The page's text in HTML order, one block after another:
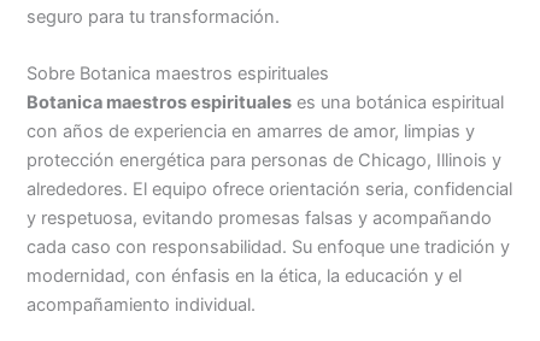
seguro para tu transformación.
Sobre Botanica maestros espirituales
Botanica maestros espirituales es una botánica espiritual
con años de experiencia en amarres de amor, limpias y
protección energética para personas de Chicago, Illinois y
alrededores. El equipo ofrece orientación seria, confidencial
y respetuosa, evitando promesas falsas y acompañando
cada caso con responsabilidad. Su enfoque une tradición y
modernidad, con énfasis en la ética, la educación y el
acompañamiento individual.